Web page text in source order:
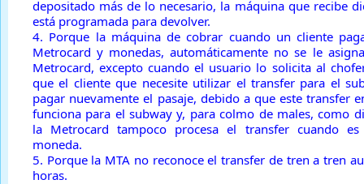
depositado más de lo necesario, la máquina que recibe
está programada para devolver.
4. Porque la máquina de cobrar cuando un cliente
Metrocard y monedas, automáticamente no se le
Metrocard, excepto cuando el usuario lo solicita al
que el cliente que necesite utilizar el transfer para el
pagar nuevamente el pasaje, debido a que este transfer
funciona para el subway y, para colmo de males, como
la Metrocard tampoco procesa el transfer cuando es
moneda.
5. Porque la MTA no reconoce el transfer de tren a tren
horas.